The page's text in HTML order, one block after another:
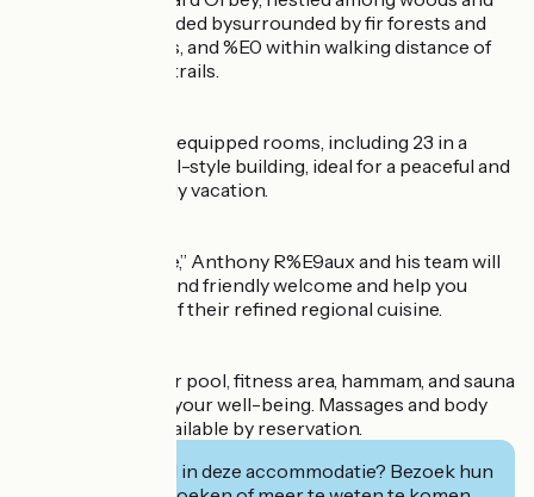
pastures, surrounded bysurrounded by fir forests and
high-altitude lakes, and %E0 within walking distance of
numerous hiking trails.
37 charming, fully equipped rooms, including 23 in a
single-story motel-style building, ideal for a peaceful and
independent family vacation.
At “Au Bois Le Sire,” Anthony R%E9aux and his team will
offer you a warm and friendly welcome and help you
enjoy the quality of their refined regional cuisine.
The heated indoor pool, fitness area, hammam, and sauna
will contribute to your well-being. Massages and body
treatments are available by reservation.
Geïnteresseerd in deze accommodatie? Bezoek hun